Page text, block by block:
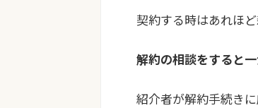
契約する時はあれほど
解約の相談をすると
紹介者が解約手続き